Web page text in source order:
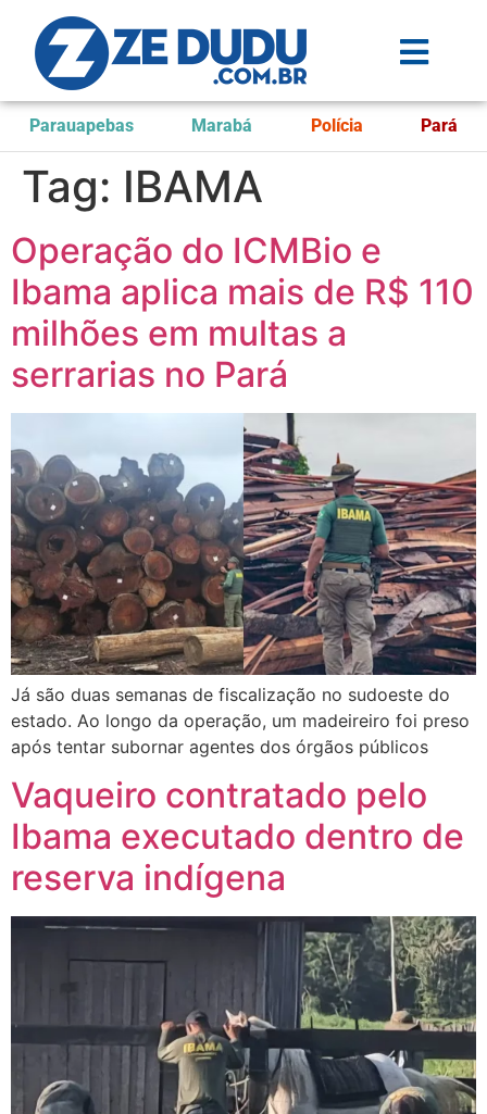
Parauapebas Marabá Polícia Pará
Tag: IBAMA
Operação do ICMBio e
Ibama aplica mais de R$ 110
milhões em multas a
serrarias no Pará
Já são duas semanas de fiscalização no sudoeste do
estado. Ao longo da operação, um madeireiro foi preso
após tentar subornar agentes dos órgãos públicos
Vaqueiro contratado pelo
Ibama executado dentro de
reserva indígena